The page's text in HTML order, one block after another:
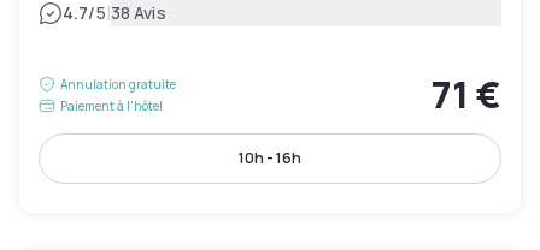
4.7/5|38 Avis
Annulation gratuite
Paiement à l'hôtel
71 €
10h - 16h